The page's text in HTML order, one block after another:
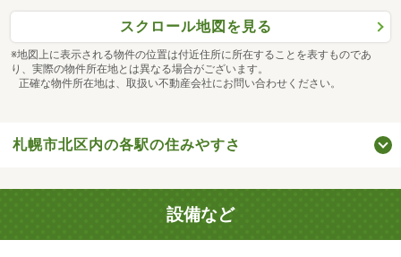
スクロール地図を見る
※地図上に表示される物件の位置は付近住所に所在することを表すものであ
り、実際の物件所在地とは異なる場合がございます。
正確な物件所在地は、取扱い不動産会社にお問い合わせください。
札幌市北区内の各駅の住みやすさ
設備など